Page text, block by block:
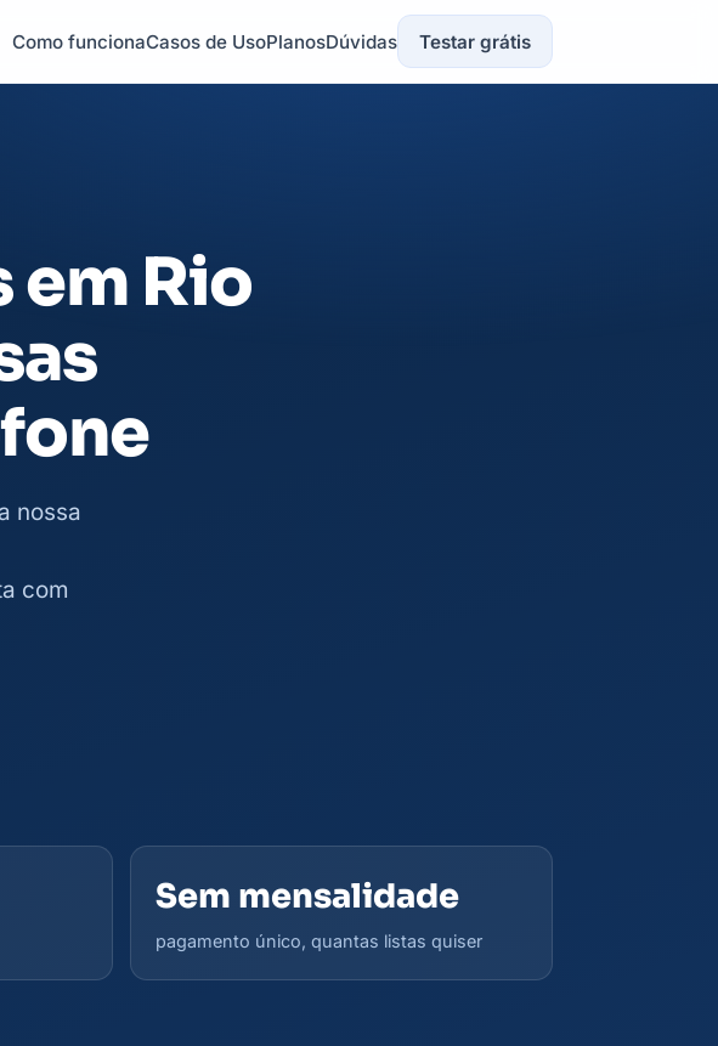
Como funcionaCasos de UsoPlanosDúvidas Testar grátis
Rio
nossa
com
Sem mensalidade
pagamento único, quantas listas quiser